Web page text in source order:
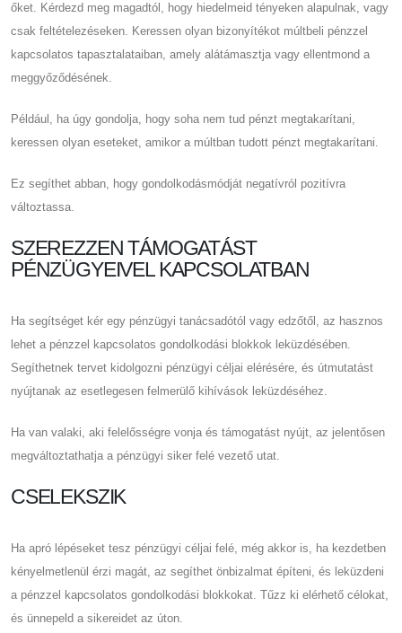
őket. Kérdezd meg magadtól, hogy hiedelmeid tényeken alapulnak, vagy
csak feltételezéseken. Keressen olyan bizonyítékot múltbeli pénzzel
kapcsolatos tapasztalataiban, amely alátámasztja vagy ellentmond a
meggyőződésének.
Például, ha úgy gondolja, hogy soha nem tud pénzt megtakarítani,
keressen olyan eseteket, amikor a múltban tudott pénzt megtakarítani.
Ez segíthet abban, hogy gondolkodásmódját negatívról pozitívra
változtassa.
SZEREZZEN TÁMOGATÁST
PÉNZÜGYEIVEL KAPCSOLATBAN
Ha segítséget kér egy pénzügyi tanácsadótól vagy edzőtől, az hasznos
lehet a pénzzel kapcsolatos gondolkodási blokkok leküzdésében.
Segíthetnek tervet kidolgozni pénzügyi céljai elérésére, és útmutatást
nyújtanak az esetlegesen felmerülő kihívások leküzdéséhez.
Ha van valaki, aki felelősségre vonja és támogatást nyújt, az jelentősen
megváltoztathatja a pénzügyi siker felé vezető utat.
CSELEKSZIK
Ha apró lépéseket tesz pénzügyi céljai felé, még akkor is, ha kezdetben
kényelmetlenül érzi magát, az segíthet önbizalmat építeni, és leküzdeni
a pénzzel kapcsolatos gondolkodási blokkokat. Tűzz ki elérhető célokat,
és ünnepeld a sikereidet az úton.